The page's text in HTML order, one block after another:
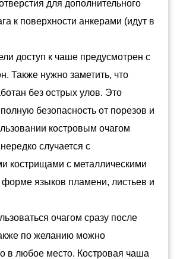
для дополнительного
к поверхности анкерами (идут в
доступ к чаше предусмотрен с
Также нужно заметить, что
без острых улов. Это
безопасность от порезов и
костровым очагом
случается с
кострищами с металлическими
языков пламени, листьев и
очагом сразу после
по желанию можно
в любое место. Костровая чаша